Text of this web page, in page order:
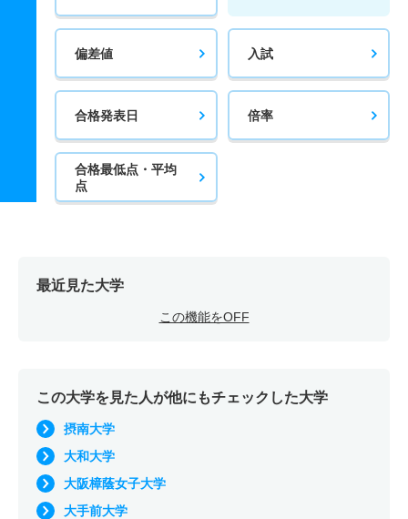
偏差値 入試
合格発表日 倍率
合格最低点・平均
点
最近見た大学
この機能をOFF
この大学を見た人が他にもチェックした大学
摂南大学
大和大学
大阪樟蔭女子大学
大手前大学